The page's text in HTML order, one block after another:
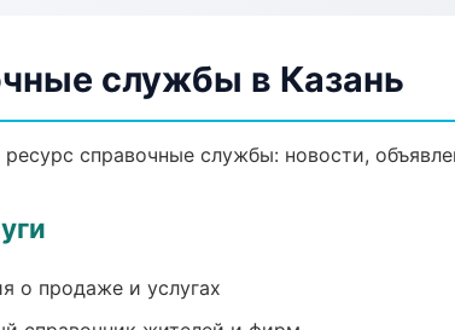
службы в Казань
справочные службы: новости,
о продаже и услугах